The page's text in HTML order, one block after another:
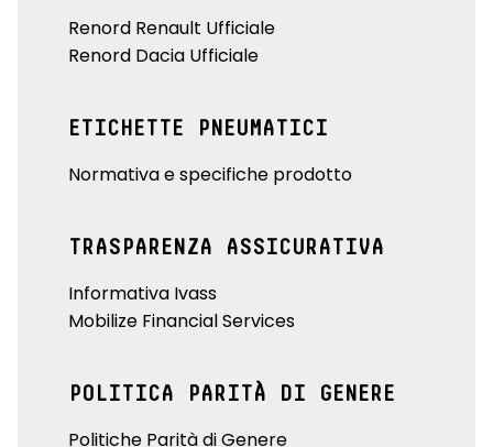
Renord Renault Ufficiale
Renord Dacia Ufficiale
ETICHETTE PNEUMATICI
Normativa e specifiche prodotto
TRASPARENZA ASSICURATIVA
Informativa Ivass
Mobilize Financial Services
POLITICA PARITÀ DI GENERE
Politiche Parità di Genere